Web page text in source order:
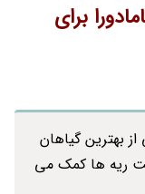
برای
بهترین گیاهان
ریه ها کمک می